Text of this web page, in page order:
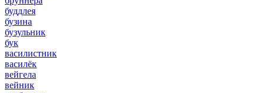
буддлея
бузина
бузульник
бук
василистник
василёк
вейгела
вейник